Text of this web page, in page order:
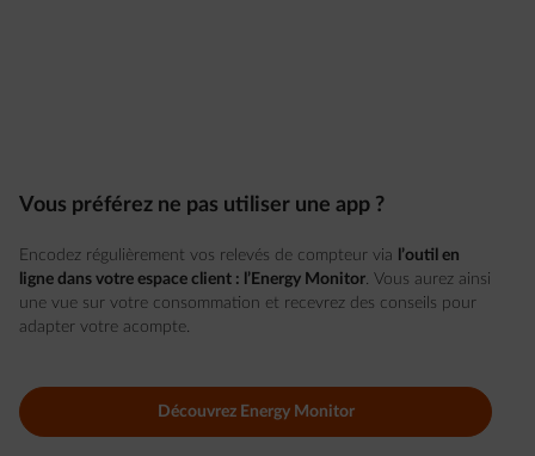
Vous préférez ne pas utiliser une app ?
Encodez régulièrement vos relevés de compteur via
l’outil en
ligne dans votre espace client : l’Energy Monitor. Vous aurez ainsi
une vue sur votre consommation et recevrez des conseils pour
adapter votre acompte.
Découvrez Energy Monitor